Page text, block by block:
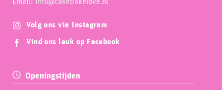
Volg ons via Instagram
Vind ons leuk op Facebook
Openingstijden